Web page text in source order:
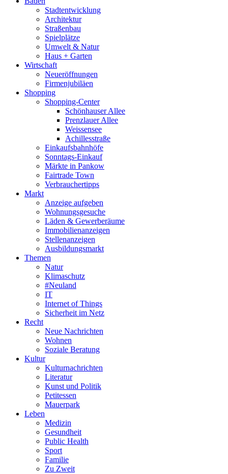
Stadtentwicklung
Architektur
Straßenbau
Spielplätze
Umwelt & Natur
Haus + Garten
Wirtschaft
Neueröffnungen
Firmenjubiläen
Shopping
Shopping-Center
Schönhauser Allee
Prenzlauer Allee
Weissensee
Achillesstraße
Einkaufsbahnhöfe
Sonntags-Einkauf
Märkte in Pankow
Fairtrade Town
Verbrauchertipps
Markt
Anzeige aufgeben
Wohnungsgesuche
Läden & Gewerberäume
Immobilienanzeigen
Stellenanzeigen
Ausbildungsmarkt
Themen
Natur
Klimaschutz
#Neuland
IT
Internet of Things
Sicherheit im Netz
Recht
Neue Nachrichten
Wohnen
Soziale Beratung
Kultur
Kulturnachrichten
Literatur
Kunst und Politik
Petitessen
Mauerpark
Leben
Medizin
Gesundheit
Public Health
Sport
Familie
Zu Zweit